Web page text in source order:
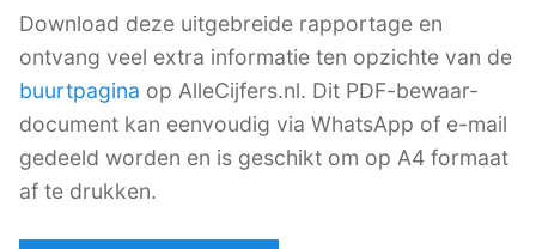
Download deze uitgebreide rapportage en
ontvang veel extra informatie ten opzichte van de
buurtpagina op AlleCijfers.nl. Dit PDF-bewaar-
document kan eenvoudig via WhatsApp of e-mail
gedeeld worden en is geschikt om op A4 formaat
af te drukken.